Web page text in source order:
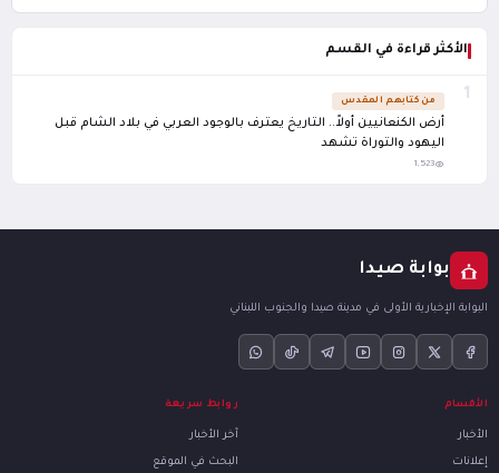
الأكثر قراءة في القسم
1 من كتابهم المقدس
أرض الكنعانيين أولاً.. التاريخ يعترف بالوجود العربي في بلاد الشام قبل
اليهود والتوراة تشهد
1,523
بوابة صيدا
البوابة الإخبارية الأولى في مدينة صيدا والجنوب اللبناني
الأقسام
الأخبار
إعلانات
روابط سريعة
آخر الأخبار
البحث في الموقع